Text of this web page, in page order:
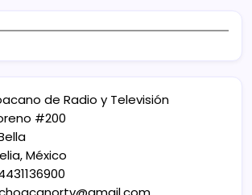
de Radio y Televisión
#200
México